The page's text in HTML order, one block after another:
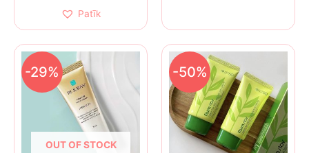
Patīk
-29%
OUT OF STOCK
-50%